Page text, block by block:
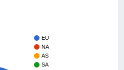
EU
NA
AS
SA